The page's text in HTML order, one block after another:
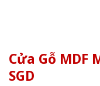
Cửa Gỗ MDF
SGD